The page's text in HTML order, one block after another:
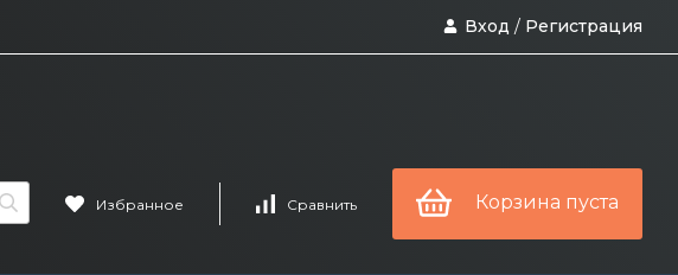
Вход / Регистрация
Избранное Сравнить Корзина пуста